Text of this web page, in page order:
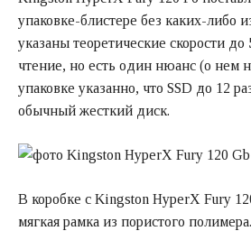
упаковке-блистере без каких-либо
указаны теоретические скорости
чтение, но есть один нюанс (о нем
упаковке указанно, что SSD до 12
обычный жесткий диск.
В коробке с Kingston HyperX Fury
мягкая рамка из пористого